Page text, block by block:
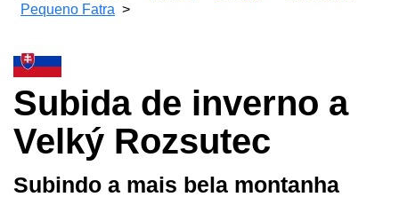
Pequeno Fatra
Subida de inverno a
Velký Rozsutec
Subindo a mais bela montanha